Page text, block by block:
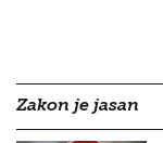
Zakon je jasan